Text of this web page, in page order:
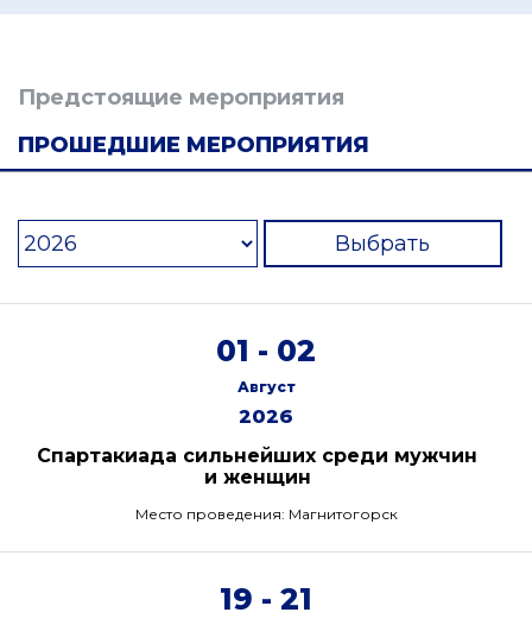
Предстоящие мероприятия
ПРОШЕДШИЕ МЕРОПРИЯТИЯ
Выбрать
01 - 02
Август
2026
Спартакиада сильнейших среди мужчин
и женщин
Место проведения: Магнитогорск
19 - 21